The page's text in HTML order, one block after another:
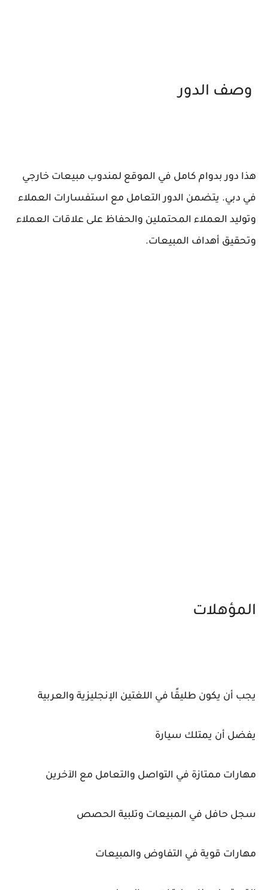
وصف الدور
هذا دور بدوام كامل في الموقع لمندوب مبيعات خارجي
في دبي. يتضمن الدور التعامل مع استفسارات العملاء
وتوليد العملاء المحتملين والحفاظ على علاقات العملاء
وتحقيق أهداف المبيعات.
المؤهلات
يجب أن يكون طليقًا في اللغتين الإنجليزية والعربية
يفضل أن يمتلك سيارة
مهارات ممتازة في التواصل والتعامل مع الآخرين
سجل حافل في المبيعات وتلبية الحصص
مهارات قوية في التفاوض والمبيعات